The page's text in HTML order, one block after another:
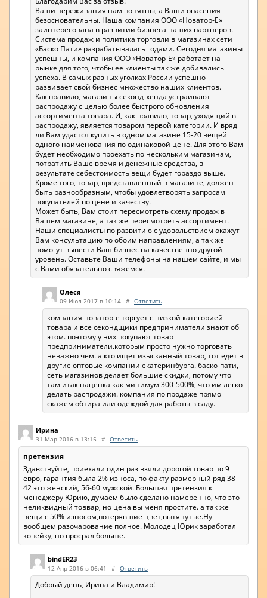
Ваши переживания нам понятны, а Ваши опасения
безосновательны. Наша компания ООО «Новатор-Е»
заинтересована в развитии бизнеса наших партнеров.
Система продаж и политика торговли в магазинах сети
«Баско Пати» разрабатывалась годами. Сегодня магазины
успешны, и компания ООО «Новатор-Е» работает на
рынке для того, чтобы ее клиенты так же добивались
успеха. В самых разных уголках России успешно
развивает свой бизнес множество наших клиентов.
Как правило, магазины секонд-хенда устраивают
распродажу с целью более быстрого обновления
ассортимента товара. И, как правило, товар, уходящий в
распродажу, является товаром первой категории. И вряд
ли Вам удастся купить в одном магазине 15-20 вещей
одного наименования по одинаковой цене. Для этого Вам
будет необходимо проехать по нескольким магазинам,
потратить Ваше время и денежные средства, в
результате себестоимость вещи будет гораздо выше.
Кроме того, товар, представленный в магазине, должен
быть разнообразным, чтобы удовлетворять запросам
покупателей по цене и качеству.
Может быть, Вам стоит пересмотреть схему продаж в
Вашем магазине, а так же пересмотреть ассортимент.
Наши специалисты по развитию с удовольствием окажут
Вам консультацию по обоим направлениям, а так же
помогут вывести Ваш бизнес на качественно другой
уровень. Оставьте Ваши телефоны на нашем сайте, и мы
с Вами обязательно свяжемся.
Олеся
09 Июл 2017 в 10:14 # Ответить
компания новатор-е торгует с низкой категорией
товара и все секондщики предприниматели знают об
этом. поэтому у них покупают товар
предприниматели.которым просто нужно торговать
неважно чем. а кто ищет изысканный товар, тот едет в
другие оптовые компании екатеринбурга. баско-пати,
сеть магазинов делает большие скидки, потому что
там итак наценка как минимум 300-500%, что им легко
делать распродажи. компания по продаже прямо
скажем обтира или одеждой для работы в саду.
Ирина
31 Мар 2016 в 13:15 # Ответить
претензия
Здавствуйте, приехали один раз взяли дорогой товар по 9
евро, гарантия была 2% износа, по факту размерный ряд 38-
42 это женский, 56-60 мужской. Большая претензия к
менеджеру Юрию, думаем было сделано намеренно, что это
неликвидный товвар, но цена вы меня простите. а так же
вещи с 50% износом,потерявшие цвет,вытянутые.Ну
вообщем разочарование полное. Молодец Юрик заработал
копейку, но просрал больше.
bindER23
12 Апр 2016 в 06:41 # Ответить
Добрый день, Ирина и Владимир!